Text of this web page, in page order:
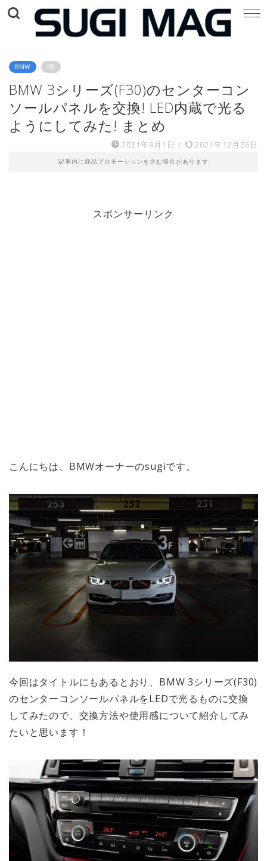
BMW PR
BMW 3シリーズ(F30)のセンターコン
ソールパネルを交換! LED内蔵で光る
ようにしてみた! まとめ
2021年9月1日 / 2021年12月26日
記事内に商品プロモーションを含む場合があります
スポンサーリンク
こんにちは、BMWオーナーのsugiです。
今回はタイトルにもあるとおり、BMW 3シリーズ(F30)
のセンターコンソールパネルをLEDで光るものに交換
してみたので、交換方法や使用感について紹介してみ
たいと思います！